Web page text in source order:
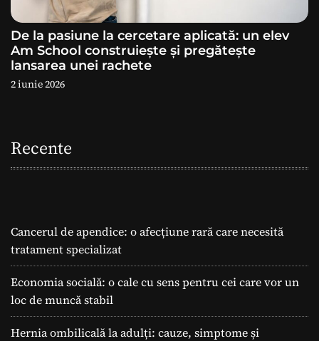
De la pasiune la cercetare aplicată: un elev
Am School construiește și pregătește
lansarea unei rachete
2 iunie 2026
Recente
Cancerul de apendice: o afecțiune rară care necesită
tratament specializat
Economia socială: o cale cu sens pentru cei care vor un
loc de muncă stabil
Hernia ombilicală la adulți: cauze, simptome și